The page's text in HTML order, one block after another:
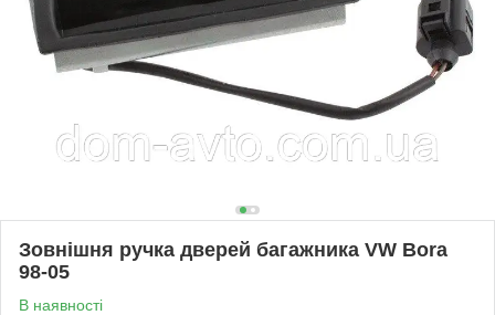
Зовнішня ручка дверей багажника VW Bora
98-05
В наявності